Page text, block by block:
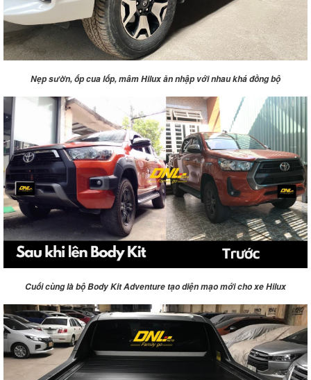
Nẹp sườn, ốp cua lốp, mâm Hilux ăn nhập với nhau khá đồng bộ
Cuối cùng là bộ Body Kit Adventure tạo diện mạo mới cho xe Hilux